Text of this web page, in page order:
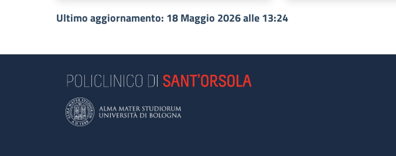
Ultimo aggiornamento: 18 Maggio 2026 alle 13:24